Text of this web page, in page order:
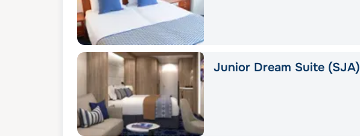
Junior Dream Suite (SJA)